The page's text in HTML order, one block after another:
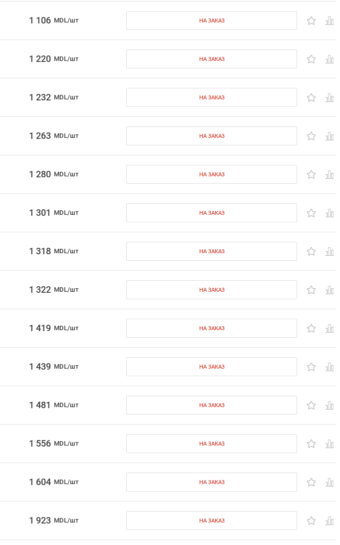
1 106 MDL/шт НА ЗАКАЗ
1 220 MDL/шт НА ЗАКАЗ
1 232 MDL/шт НА ЗАКАЗ
1 263 MDL/шт НА ЗАКАЗ
1 280 MDL/шт НА ЗАКАЗ
1 301 MDL/шт НА ЗАКАЗ
1 318 MDL/шт НА ЗАКАЗ
1 322 MDL/шт НА ЗАКАЗ
1 419 MDL/шт НА ЗАКАЗ
1 439 MDL/шт НА ЗАКАЗ
1 481 MDL/шт НА ЗАКАЗ
1 556 MDL/шт НА ЗАКАЗ
1 604 MDL/шт НА ЗАКАЗ
1 923 MDL/шт НА ЗАКАЗ